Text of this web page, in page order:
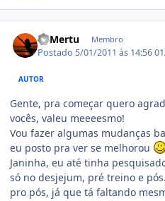
LuMertu Membro
Postado 5/01/2011 às 14:56
AUTOR
Gente, pra começar quero
vocês, valeu meeeesmo!
Vou fazer algumas mudanças
eu posto pra ver se melhorou
Janinha, eu até tinha
só no desjejum, pré treino e
pro pós, já que tá faltando